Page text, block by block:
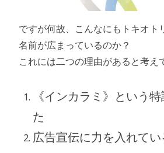
ですが何故、こんなにもトキオト
名前が広まっているのか？
これには二つの理由があると考え
《インカラミ》という
た
広告宣伝に力を入れてい